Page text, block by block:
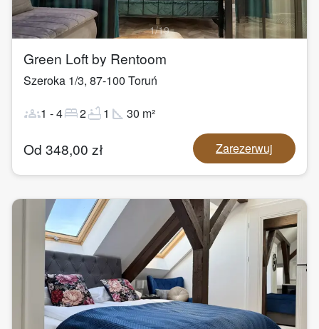
1/19
Green Loft by Rentoom
Szeroka 1/3, 87-100 Toruń
groups1 -4bed2bathtub1 square_foot 30 m²
Od 348,00 zł Zarezerwuj